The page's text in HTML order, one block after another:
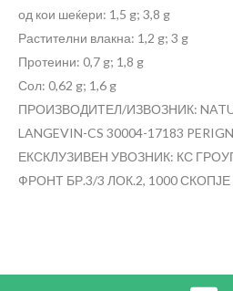
од кои шеќери: 1,5 g; 3,8 g
Растителни влакна: 1,2 g; 3 g
Протеини: 0,7 g; 1,8 g
Сол: 0,62 g; 1,6 g
ПРОИЗВОДИТЕЛ/ИЗВОЗНИК:
LANGEVIN-CS 30004-17183
ЕКСКЛУЗИВЕН УВОЗНИК: КС
ФРОНТ БР.3/3 ЛОК.2, 1000 СКОПЈЕ